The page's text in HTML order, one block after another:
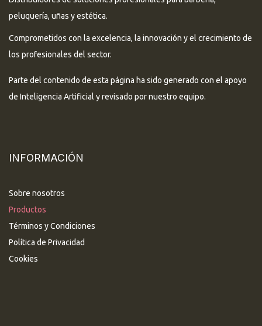
peluquería, uñas y estética.
Comprometidos con la excelencia, la innovación y el crecimiento de
los profesionales del sector.
Parte del contenido de esta página ha sido generado con el apoyo
de Inteligencia Artificial y revisado por nuestro equipo.
INFORMACIÓN
Sobre nosotros
Productos
Términos y Condiciones
Política de Privacidad
Cookies